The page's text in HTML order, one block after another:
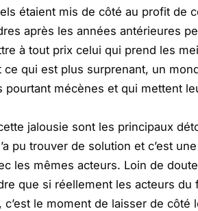
étaient mis de côté au profit de
après les années antérieures
à tout prix celui qui prend les
qui est plus surprenant, un
pourtant mécènes et qui mettent
jalousie sont les principaux
pu trouver de solution et c’est
les mêmes acteurs. Loin de
que si réellement les acteurs
c’est le moment de laisser de